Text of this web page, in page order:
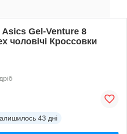
Gel-Venture 8
чоловічі Кроссовки
43 дні